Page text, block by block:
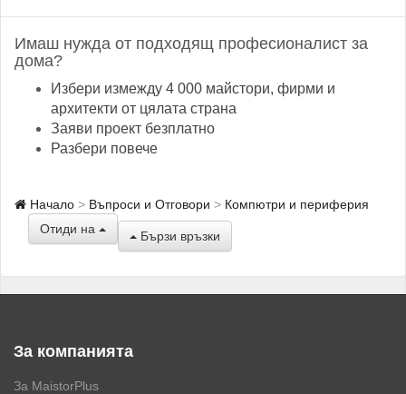
Имаш нужда от подходящ професионалист за
дома?
Избери измежду 4 000 майстори, фирми и
архитекти от цялата страна
Заяви проект безплатно
Разбери повече
Начало Въпроси и Отговори
Компютри и периферия
Отиди на
Бързи връзки
За компанията
За MaistorPlus